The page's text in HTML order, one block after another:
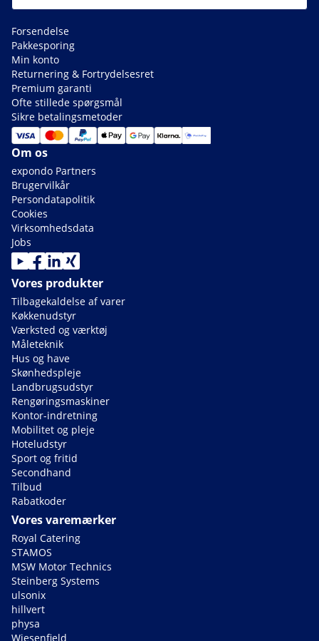
Forsendelse
Pakkesporing
Min konto
Returnering & Fortrydelsesret
Premium garanti
Ofte stillede spørgsmål
Sikre betalingsmetoder
Om os
expondo Partners
Brugervilkår
Persondatapolitik
Cookies
Virksomhedsdata
Jobs
Vores produkter
Tilbagekaldelse af varer
Køkkenudstyr
Værksted og værktøj
Måleteknik
Hus og have
Skønhedspleje
Landbrugsudstyr
Rengøringsmaskiner
Kontor-indretning
Mobilitet og pleje
Hoteludstyr
Sport og fritid
Secondhand
Tilbud
Rabatkoder
Vores varemærker
Royal Catering
STAMOS
MSW Motor Technics
Steinberg Systems
ulsonix
hillvert
physa
Wiesenfield